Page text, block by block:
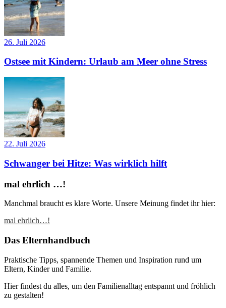
26. Juli 2026
Ostsee mit Kindern: Urlaub am Meer ohne Stress
22. Juli 2026
Schwanger bei Hitze: Was wirklich hilft
mal ehrlich …!
Manchmal braucht es klare Worte. Unsere Meinung findet ihr hier:
mal ehrlich…!
Das Elternhandbuch
Praktische Tipps, spannende Themen und Inspiration rund um
Eltern, Kinder und Familie.
Hier findest du alles, um den Familienalltag entspannt und fröhlich
zu gestalten!